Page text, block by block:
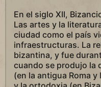
En el siglo XII,
Las artes y la
ciudad como el país
infraestructuras. La
bizantina, y fue
cuando se produjo la
(en la antigua Roma